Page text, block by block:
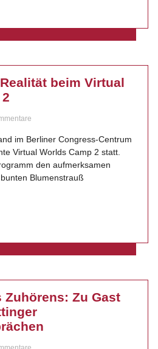
beim Virtual
im Berliner Congress-Centrum
Virtual Worlds Camp 2 statt.
den aufmerksamen
Blumenstrauß
Zuhörens: Zu Gast